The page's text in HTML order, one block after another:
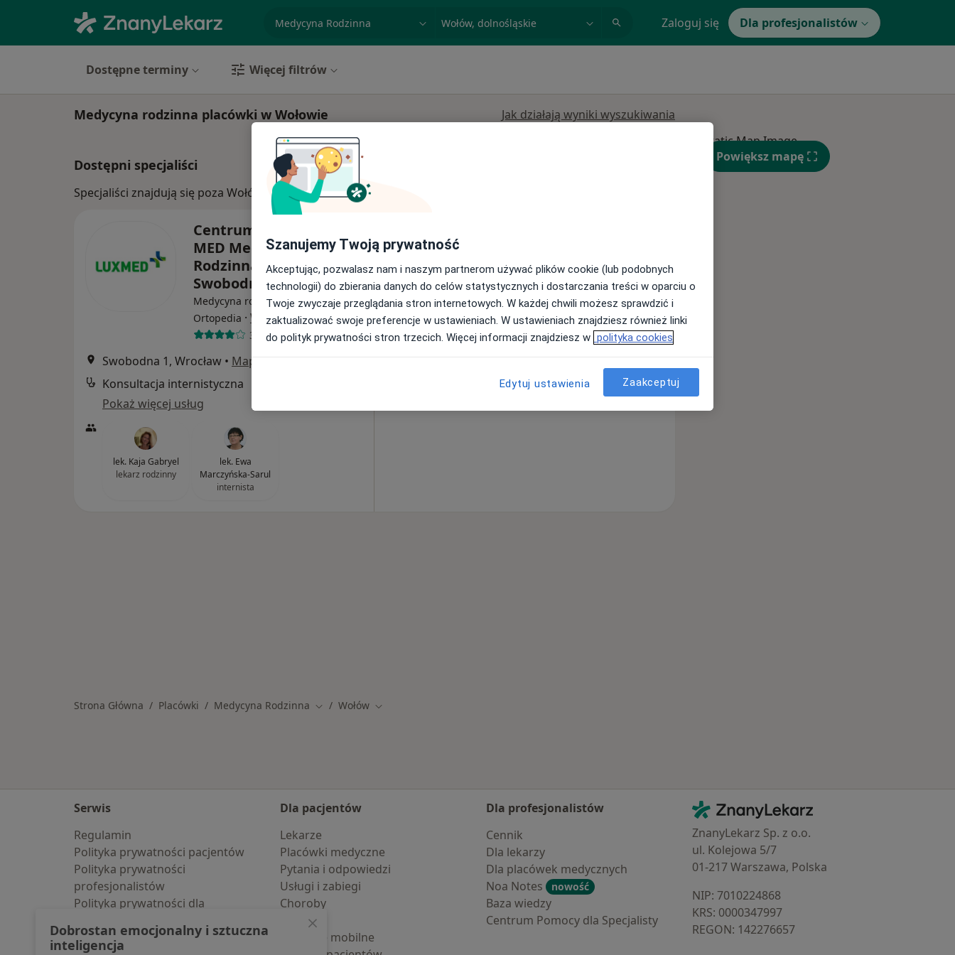
specjalizacja, badanie lub nazwiskomiasto lub dzielnica Zaloguj się Dla profesjonalistów
Dostępne terminy Więcej filtrów
Medycyna rodzinna placówki w Wołowie Jak działają wyniki wyszukiwania
Dostępni specjaliści
Specjaliści znajdują się poza Wołów, dolnośląskie, w obszarach bliskich Twojemu wyszukiwaniu.
Centrum Medyczne LUX
MED Medycyna
Rodzinna – Wrocław, ul.
Swobodna 1
Medycyna rodzinna, Interna,
Ortopedia · Więcej
337 opinii
Swobodna 1, Wrocław • Mapa
Konsultacja internistyczna
Pokaż więcej usług
lek. Kaja Gabryel
lekarz rodzinny
lek. Ewa
Marczyńska-Sarul
internista
8 Sie
Umawianie online nie jest dostępne
Pokaż profil
Powiększ mapę
Strona Główna Placówki Medycyna Rodzinna Zmień miasto
Wołów Zmień miasto
Serwis
Regulamin
Polityka prywatności pacjentów
Polityka prywatności
profesjonalistów
Polityka prywatności dla
pozyskaliśmy samodzielnie
Dla pacjentów
Lekarze
Placówki medyczne
Pytania i odpowiedzi
Usługi i zabiegi
Choroby
Pomoc
Aplikacje mobilne
Dla profesjonalistów
Cennik
Dla lekarzy
Dla placówek medycznych
Noa Notes
nowość
Baza wiedzy
Centrum Pomocy dla Specjalisty
Kontakt
ZnanyLekarz - Strona główna
ZnanyLekarz Sp. z o.o.
ul. Kolejowa 5/7
01-217 Warszawa, Polska
NIP: ⁠7010224868
KRS: ⁠0000347997
REGON: ⁠142276657
Szanujemy Twoją prywatność
Akceptując, pozwalasz nam i naszym partnerom używać plików cookie (lub podobnych
technologii) do zbierania danych do celów statystycznych i dostarczania treści w oparciu o
Twoje zwyczaje przeglądania stron internetowych. W każdej chwili możesz sprawdzić i
zaktualizować swoje preferencje w ustawieniach. W ustawieniach znajdziesz również linki
do polityk prywatności stron trzecich. Więcej informacji znajdziesz w polityka cookies
Edytuj ustawienia Zaakceptuj
Dobrostan emocjonalny i sztuczna
inteligencja